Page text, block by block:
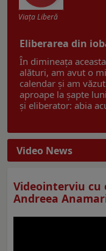
Viaţa Liberă
Eliberarea din
În dimineața
alături, am avut o
calendar și am
aproape la șapte
și eliberator: abia
Video News
Videointerviu cu
Andreea